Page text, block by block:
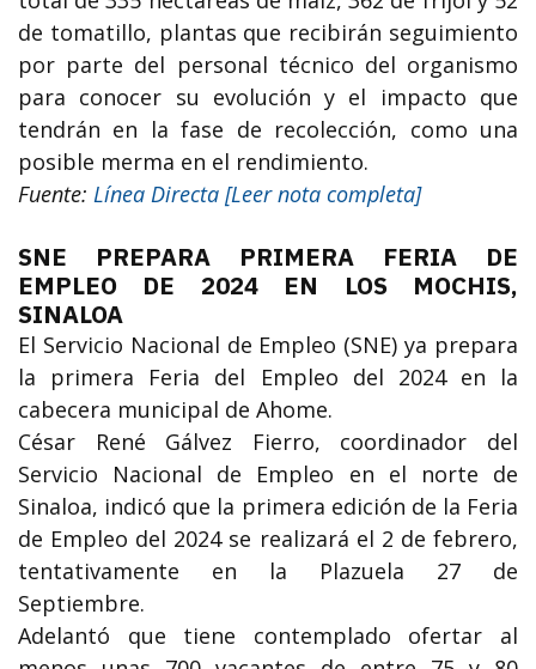
de tomatillo, plantas que recibirán seguimiento
por parte del personal técnico del organismo
para conocer su evolución y el impacto que
tendrán en la fase de recolección, como una
posible merma en el rendimiento.
Fuente: Línea Directa [Leer nota completa]
SNE PREPARA PRIMERA FERIA DE
EMPLEO DE 2024 EN LOS MOCHIS,
SINALOA
El Servicio Nacional de Empleo (SNE) ya prepara
la primera Feria del Empleo del 2024 en la
cabecera municipal de Ahome.
César René Gálvez Fierro, coordinador del
Servicio Nacional de Empleo en el norte de
Sinaloa, indicó que la primera edición de la Feria
de Empleo del 2024 se realizará el 2 de febrero,
tentativamente en la Plazuela 27 de
Septiembre.
Adelantó que tiene contemplado ofertar al